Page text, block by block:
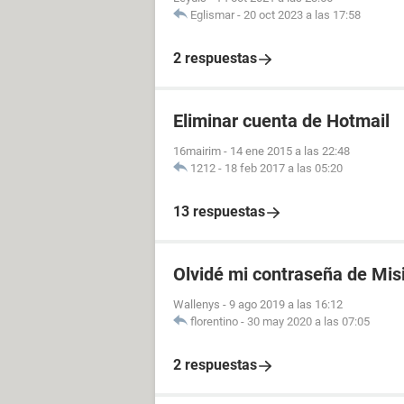
Eglismar - 20 oct 2023 a las 17:58
2 respuestas
Eliminar cuenta de Hotmail
16mairim - 14 ene 2015 a las 22:48
1212 - 18 feb 2017 a las 05:20
13 respuestas
Olvidé mi contraseña de
Wallenys - 9 ago 2019 a las 16:12
florentino - 30 may 2020 a las 07:05
2 respuestas